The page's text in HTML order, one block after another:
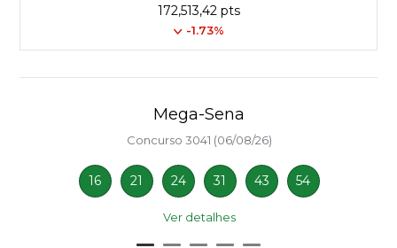
172,513,42 pts
-1.73%
Mega-Sena
Concurso 3041 (06/08/26)
16 21 24 31 43 54
Ver detalhes